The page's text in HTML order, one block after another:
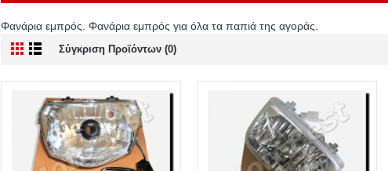
Φανάρια εμπρός. Φανάρια εμπρός για όλα τα παπιά της αγοράς.
Σύγκριση Προϊόντων (0)